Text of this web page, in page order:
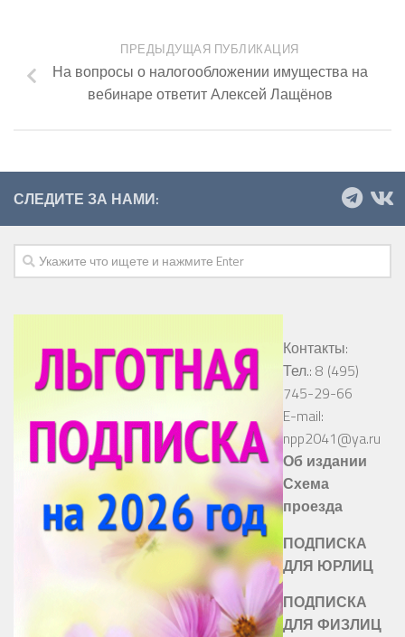
ПРЕДЫДУЩАЯ ПУБЛИКАЦИЯ
На вопросы о налогообложении имущества на
вебинаре ответит Алексей Лащёнов
СЛЕДИТЕ ЗА НАМИ:
Контакты:
Тел.: 8 (495)
745-29-66
E-mail:
npp2041@ya.ru
Об издании
Схема
проезда
ПОДПИСКА
ДЛЯ ЮРЛИЦ
ПОДПИСКА
ДЛЯ ФИЗЛИЦ